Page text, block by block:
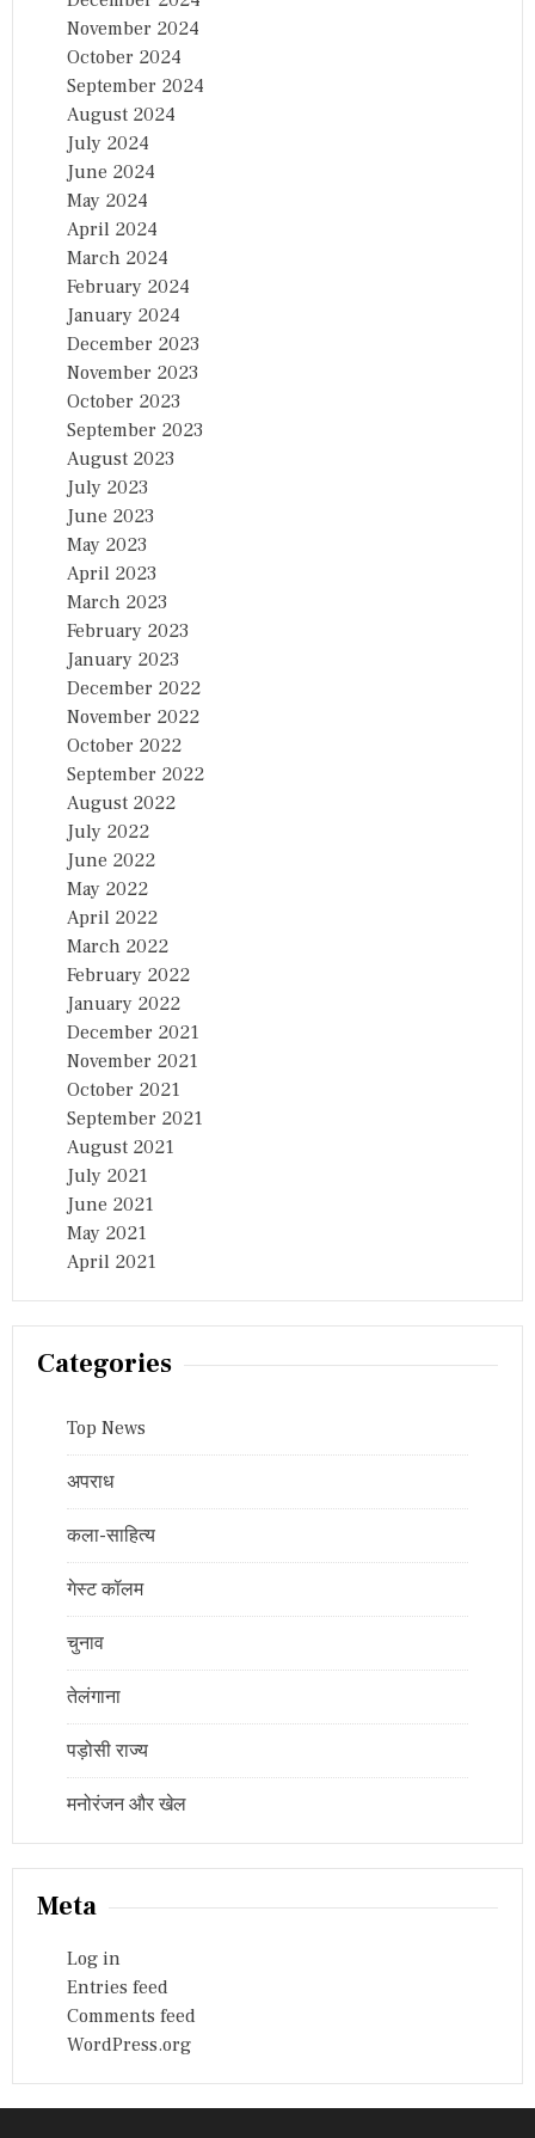
November 2024
October 2024
September 2024
August 2024
July 2024
June 2024
May 2024
April 2024
March 2024
February 2024
January 2024
December 2023
November 2023
October 2023
September 2023
August 2023
July 2023
June 2023
May 2023
April 2023
March 2023
February 2023
January 2023
December 2022
November 2022
October 2022
September 2022
August 2022
July 2022
June 2022
May 2022
April 2022
March 2022
February 2022
January 2022
December 2021
November 2021
October 2021
September 2021
August 2021
July 2021
June 2021
May 2021
April 2021
Categories
Top News
अपराध
कला-साहित्य
गेस्ट कॉलम
चुनाव
तेलंगाना
पड़ोसी राज्य
मनोरंजन और खेल
Meta
Log in
Entries feed
Comments feed
WordPress.org